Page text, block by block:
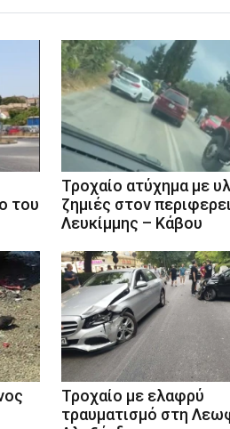
του
Τροχαίο ατύχημα με
ζημιές στον
Λευκίμμης – Κάβου
Τροχαίο με ελαφρύ
τραυματισμό στη